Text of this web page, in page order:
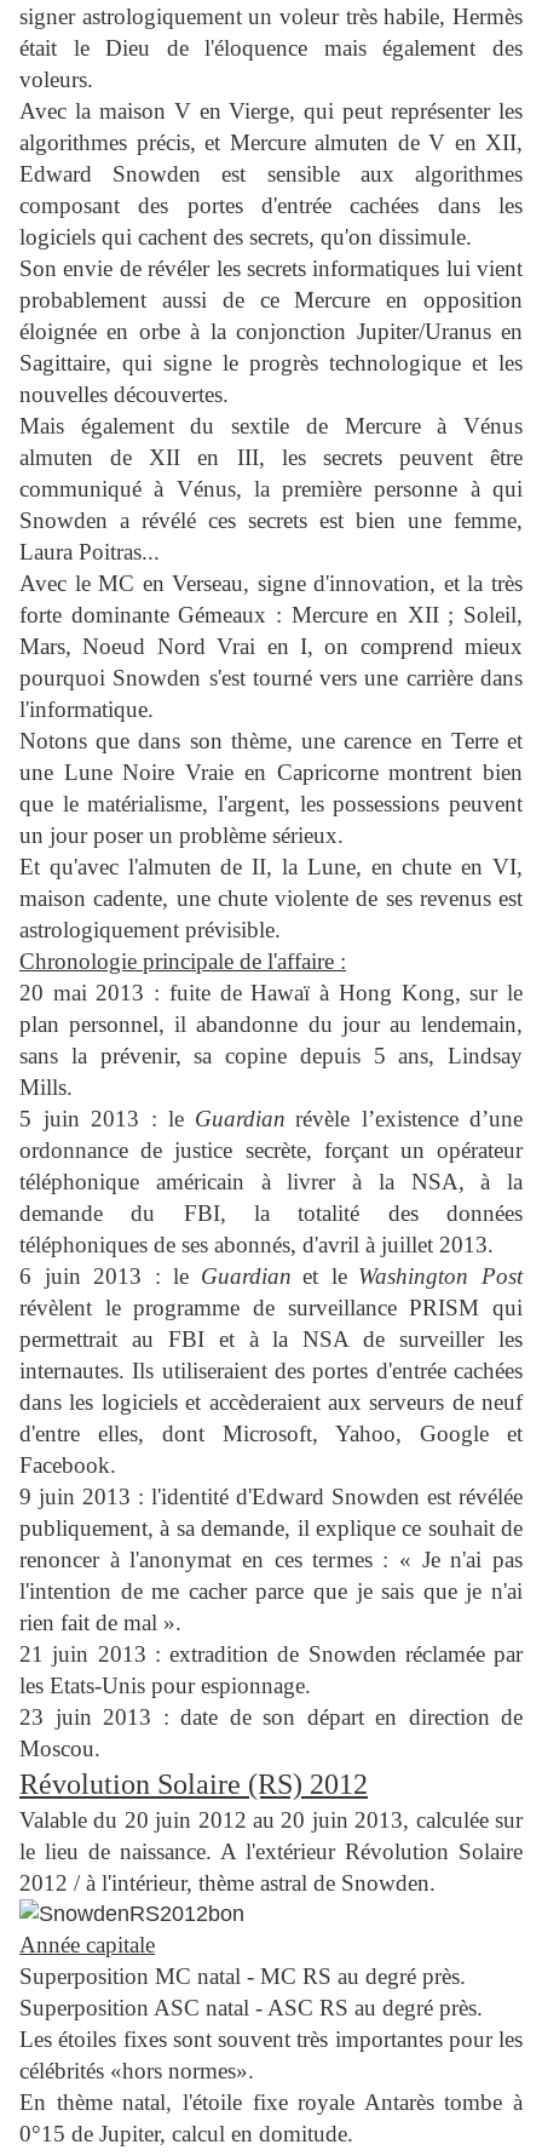
signer astrologiquement un voleur très habile, Hermès
était le Dieu de l'éloquence mais également des
voleurs.
Avec la maison V en Vierge, qui peut représenter les
algorithmes précis, et Mercure almuten de V en XII,
Edward Snowden est sensible aux algorithmes
composant des portes d'entrée cachées dans les
logiciels qui cachent des secrets, qu'on dissimule.
Son envie de révéler les secrets informatiques lui vient
probablement aussi de ce Mercure en opposition
éloignée en orbe à la conjonction Jupiter/Uranus en
Sagittaire, qui signe le progrès technologique et les
nouvelles découvertes.
Mais également du sextile de Mercure à Vénus
almuten de XII en III, les secrets peuvent être
communiqué à Vénus, la première personne à qui
Snowden a révélé ces secrets est bien une femme,
Laura Poitras...
Avec le MC en Verseau, signe d'innovation, et la très
forte dominante Gémeaux : Mercure en XII ; Soleil,
Mars, Noeud Nord Vrai en I, on comprend mieux
pourquoi Snowden s'est tourné vers une carrière dans
l'informatique.
Notons que dans son thème, une carence en Terre et
une Lune Noire Vraie en Capricorne montrent bien
que le matérialisme, l'argent, les possessions peuvent
un jour poser un problème sérieux.
Et qu'avec l'almuten de II, la Lune, en chute en VI,
maison cadente, une chute violente de ses revenus est
astrologiquement prévisible.
Chronologie principale de l'affaire :
20 mai 2013 : fuite de Hawaï à Hong Kong, sur le
plan personnel, il abandonne du jour au lendemain,
sans la prévenir, sa copine depuis 5 ans, Lindsay
Mills.
5 juin 2013 : le Guardian révèle l’existence d’une
ordonnance de justice secrète, forçant un opérateur
téléphonique américain à livrer à la NSA, à la
demande du FBI, la totalité des données
téléphoniques de ses abonnés, d'avril à juillet 2013.
6 juin 2013 : le Guardian et le Washington Post
révèlent le programme de surveillance PRISM qui
permettrait au FBI et à la NSA de surveiller les
internautes. Ils utiliseraient des portes d'entrée cachées
dans les logiciels et accèderaient aux serveurs de neuf
d'entre elles, dont Microsoft, Yahoo, Google et
Facebook.
9 juin 2013 : l'identité d'Edward Snowden est révélée
publiquement, à sa demande, il explique ce souhait de
renoncer à l'anonymat en ces termes : « Je n'ai pas
l'intention de me cacher parce que je sais que je n'ai
rien fait de mal ».
21 juin 2013 : extradition de Snowden réclamée par
les Etats-Unis pour espionnage.
23 juin 2013 : date de son départ en direction de
Moscou.
Révolution Solaire (RS) 2012
Valable du 20 juin 2012 au 20 juin 2013, calculée sur
le lieu de naissance. A l'extérieur Révolution Solaire
2012 / à l'intérieur, thème astral de Snowden.
Année capitale
Superposition MC natal - MC RS au degré près.
Superposition ASC natal - ASC RS au degré près.
Les étoiles fixes sont souvent très importantes pour les
célébrités «hors normes».
En thème natal, l'étoile fixe royale Antarès tombe à
0°15 de Jupiter, calcul en domitude.